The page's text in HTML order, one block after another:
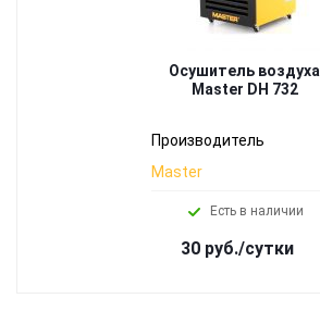
Осушитель воздуха
Master DH 732
Производитель
Master
Есть в наличии
30 руб./сутки